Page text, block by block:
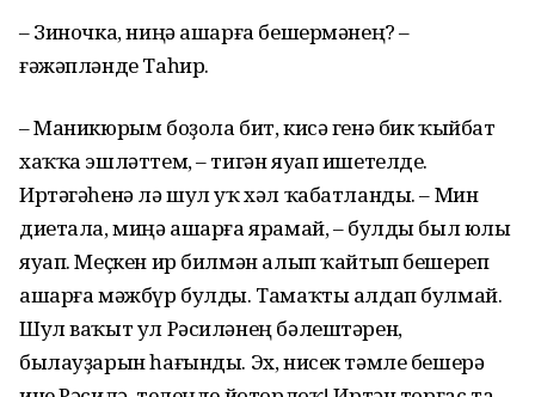
– Зиночка, ниңә ашарға бешермәнең? –
ғәжәпләнде Таһир.
– Маникюрым боҙола бит, кисә генә бик ҡыйбат
хаҡҡа эшләттем, – тигән яуап ишетелде.
Иртәгәһенә лә шул уҡ хәл ҡабатланды. – Мин
диетала, миңә ашарға ярамай, – булды был юлы
яуап. Меҫкен ир билмән алып ҡайтып бешереп
ашарға мәжбүр булды. Тамаҡты алдап булмай.
Шул ваҡыт ул Рәсиләнең бәлештәрен,
былауҙарын һағынды. Эх, нисек тәмле бешерә